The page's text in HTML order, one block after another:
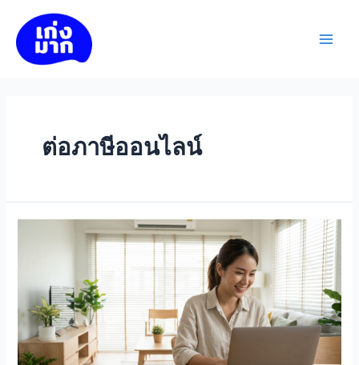
content
ต่อภาษีออนไลน์